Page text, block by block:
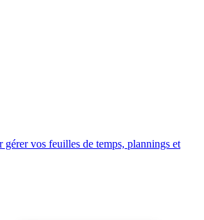
vos feuilles de temps, plannings et